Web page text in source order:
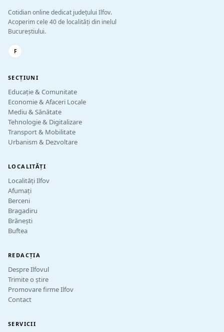
Cotidian online dedicat județului Ilfov.
Acoperim cele 40 de localități din inelul
Bucureștiului.
F
SECȚIUNI
Educație & Comunitate
Economie & Afaceri Locale
Mediu & Sănătate
Tehnologie & Digitalizare
Transport & Mobilitate
Urbanism & Dezvoltare
LOCALITĂȚI
Localități Ilfov
Afumați
Berceni
Bragadiru
Brănești
Buftea
REDACȚIA
Despre Ilfovul
Trimite o știre
Promovare firme Ilfov
Contact
SERVICII